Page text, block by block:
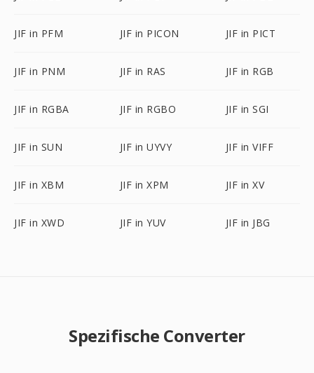
JIF in PFM JIF in PICON JIF in PICT
JIF in PNM JIF in RAS JIF in RGB
JIF in RGBA JIF in RGBO JIF in SGI
JIF in SUN JIF in UYVY JIF in VIFF
JIF in XBM JIF in XPM JIF in XV
JIF in XWD JIF in YUV JIF in JBG
Spezifische Converter